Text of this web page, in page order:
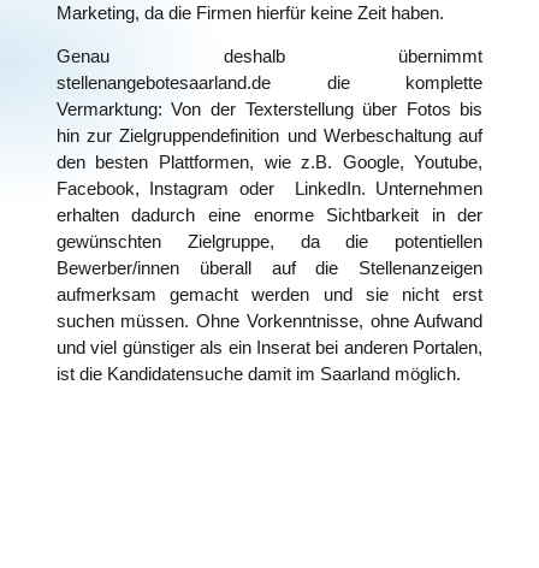
Marketing, da die Firmen hierfür keine Zeit haben.
Genau deshalb übernimmt
stellenangebotesaarland.dedie komplette
Vermarktung: Von der Texterstellung über Fotos bis
hin zur Zielgruppendefinition und Werbeschaltung auf
den besten Plattformen, wie z.B. Google, Youtube,
Facebook, Instagram oder LinkedIn. Unternehmen
erhalten dadurch eine enorme Sichtbarkeit in der
gewünschten Zielgruppe, da die potentiellen
Bewerber/innen überall auf die Stellenanzeigen
aufmerksam gemacht werden und sie nicht erst
suchen müssen. Ohne Vorkenntnisse, ohne Aufwand
und viel günstiger als ein Inserat bei anderen Portalen,
ist die Kandidatensuche damit im Saarland möglich.